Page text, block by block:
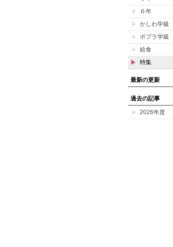
６年
かしわ学級
ポプラ学級
給食
特集
最新の更新
過去の記事
2026年度